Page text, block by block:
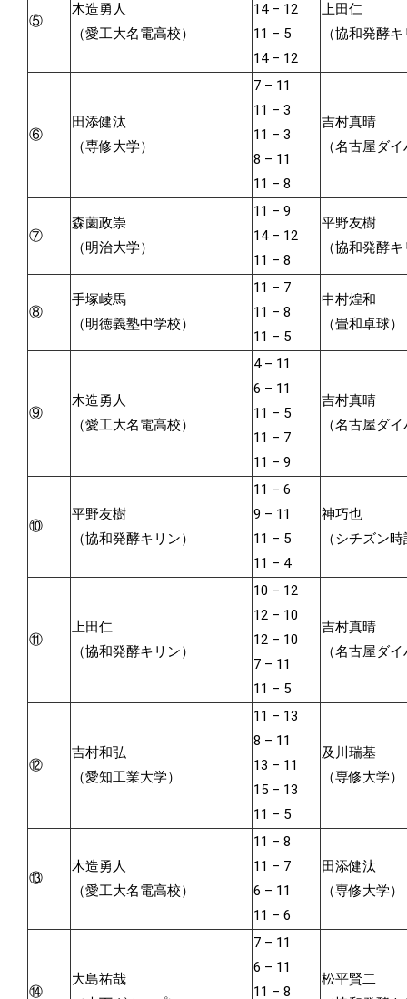
⑤
木造勇人
（愛工大名電高校）
14 – 12
11 – 5
14 – 12
上田仁
（協和発酵
⑥
田添健汰
（専修大学）
7 – 11
11 – 3
11 – 3
8 – 11
11 – 8
吉村真晴
（名古屋ダ
⑦
森薗政崇
（明治大学）
11 – 9
14 – 12
11 – 8
平野友樹
（協和発酵
⑧
手塚崚馬
（明徳義塾中学校）
11 – 7
11 – 8
11 – 5
中村煌和
（畳和卓球）
⑨
木造勇人
（愛工大名電高校）
4 – 11
6 – 11
11 – 5
11 – 7
11 – 9
吉村真晴
（名古屋ダ
⑩
平野友樹
（協和発酵キリン）
11 – 6
9 – 11
11 – 5
11 – 4
神巧也
（シチズン
⑪
上田仁
（協和発酵キリン）
10 – 12
12 – 10
12 – 10
7 – 11
11 – 5
吉村真晴
（名古屋ダ
⑫
吉村和弘
（愛知工業大学）
11 – 13
8 – 11
13 – 11
15 – 13
11 – 5
及川瑞基
（専修大学）
⑬
木造勇人
（愛工大名電高校）
11 – 8
11 – 7
6 – 11
11 – 6
田添健汰
（専修大学）
⑭
大島祐哉
7 – 11
6 – 11
11 – 8
松平賢二